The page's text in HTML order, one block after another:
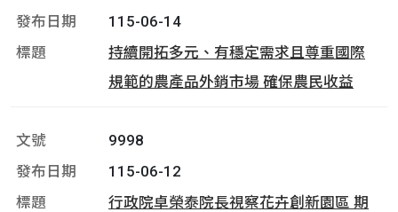
115-06-14
持續開拓多元、有穩定需求且尊重國際
規範的農產品外銷市場 確保農民收益
9998
115-06-12
行政院卓榮泰院長視察花卉創新園區 期